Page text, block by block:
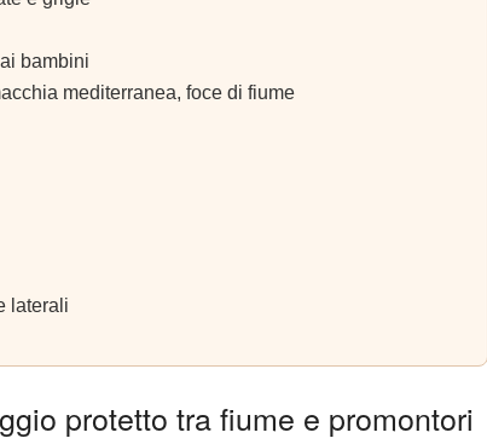
bambini
mediterranea, foce di fiume
laterali
protetto tra fiume e promontori